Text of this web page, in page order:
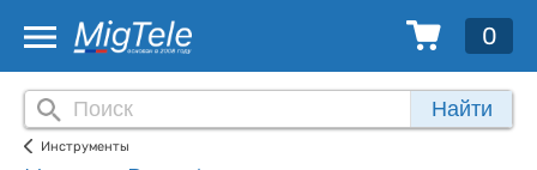
0
Найти
Инструменты